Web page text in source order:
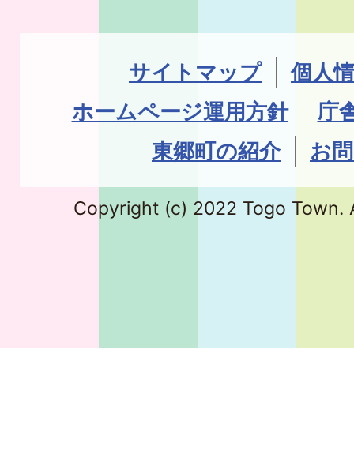
サイトマップ
個人
ホームページ運用方針
庁
東郷町の紹介
お
Copyright (c) 2022 Togo Town.